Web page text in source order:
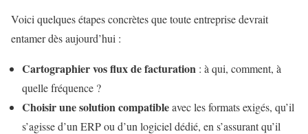
Voici quelques étapes concrètes que toute entreprise devrait
entamer dès aujourd’hui :
Cartographier vos flux de facturation : à qui, comment, à
quelle fréquence ?
Choisir une solution compatibleavec les formats exigés, qu’il
s’agisse d’un ERP ou d’un logiciel dédié, en s’assurant qu’il